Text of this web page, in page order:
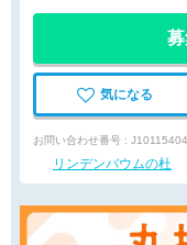
気になる
お問い合わせ番号 :
リンデンバウムの杜